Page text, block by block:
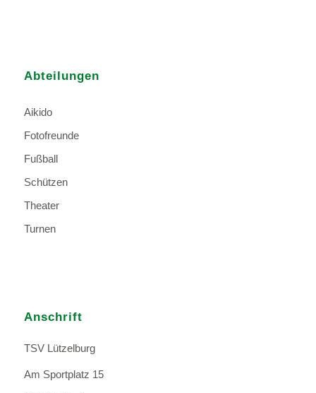
Abteilungen
Aikido
Fotofreunde
Fußball
Schützen
Theater
Turnen
Anschrift
TSV Lützelburg
Am Sportplatz 15